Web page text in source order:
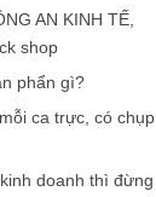
AN KINH TẾ,
shop
phẩn gì?
ca trực, có chụp
doanh thì đừng